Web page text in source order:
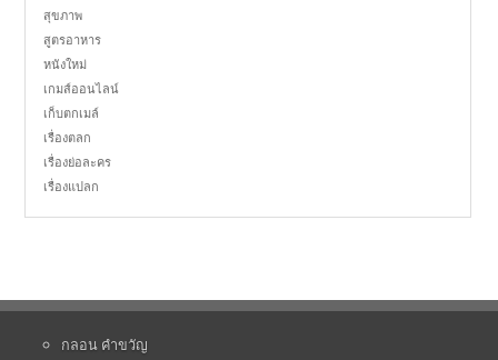
สุขภาพ
สูตรอาหาร
หนังใหม่
เกมส์ออนไลน์
เก็บตกเมล์
เรื่องตลก
เรื่องย่อละคร
เรื่องแปลก
กลอน คำขวัญ